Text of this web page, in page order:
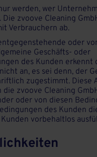
werden, wer
Die zvoove Cleaning
Verbrauchern ab.
oder
Geschäfts- oder
des Kunden erkennt
an, es sei denn, der
zugestimmt. Diese
die zvoove Cleaning
oder von diesen
des Kunden
vorbehaltlos